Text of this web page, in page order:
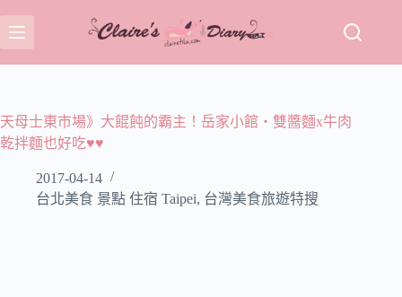
至
主
容
天母士東市場》大餛飩的霸主！岳家小館‧雙醬麵x牛肉
乾拌麵也好吃♥♥
2017-04-14
台北美食 景點 住宿 Taipei, 台灣美食旅遊特搜